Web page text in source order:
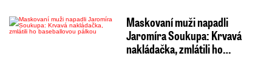
Maskovaní muži napadli
Jaromíra Soukupa: Krvavá
nakládačka, zmlátili ho…